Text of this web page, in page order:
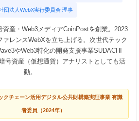
団法人WebX実行委員会 理事
資産・Web3メディアCoinPostを創業。2023
レンスWebXを立ち上げる。次世代テック
やWeb3特化の開発支援事業SUDACHI
号資産（仮想通貨）アナリストとしても活
動。
クチェーン活用デジタル公共財構築実証事業 有識
者委員（2024年）